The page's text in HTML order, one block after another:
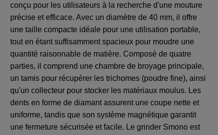
conçu pour les utilisateurs à la recherche d'une mouture
précise et efficace. Avec un diamètre de 40 mm, il offre
une taille compacte idéale pour une utilisation portable,
tout en étant suffisamment spacieux pour moudre une
quantité raisonnable de matière. Composé de quatre
parties, il comprend une chambre de broyage principale,
un tamis pour récupérer les trichomes (poudre fine), ainsi
qu'un collecteur pour stocker les matériaux moulus. Les
dents en forme de diamant assurent une coupe nette et
uniforme, tandis que son système magnétique garantit
une fermeture sécurisée et facile. Le grinder Smono est